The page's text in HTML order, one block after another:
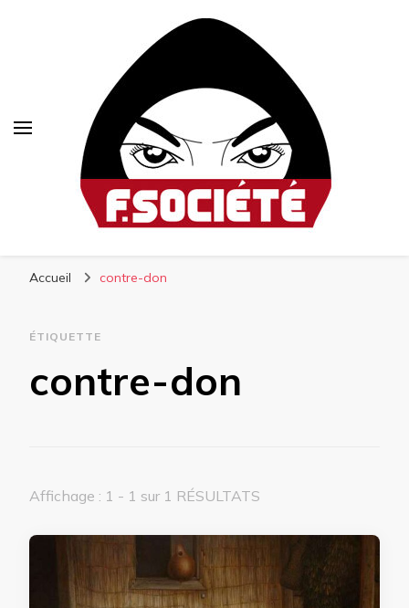
Accueil contre-don
ÉTIQUETTE
contre-don
Affichage : 1 - 1 sur 1 RÉSULTATS